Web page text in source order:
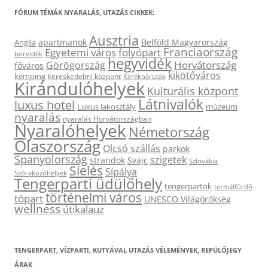
FÓRUM TÉMÁK NYARALÁS, UTAZÁS CIKKEK:
Anglia apartmanok Ausztria Belföld Magyarország
borvidék Egyetemi városfolyópartFranciaország
főváros Görögországhegyvidék Horvátország
kemping kereskedelmi központ Kerékpárutak kikötőváros
Kirándulóhelyek Kulturális központ
luxus hotel Luxus lakosztály Látnivalók múzeum
nyaralás nyaralás Horvátországban
Nyaralóhelyek Németország
Olaszország Olcsó szállás parkok
Spanyolország strandok Svájc szigetek Szlovákia
Szórakozóhelyek Síelés Sípálya
Tengerparti üdülőhely tengerpartok termálfürdő
tóparttörténelmi város UNESCO Világörökség
wellnessútikalauz
TENGERPART, VÍZPARTI, KUTYÁVAL UTAZÁS VÉLEMÉNYEK, REPÜLŐJEGY
ÁRAK